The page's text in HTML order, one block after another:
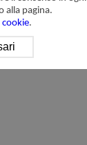
alla pagina.
cookie.